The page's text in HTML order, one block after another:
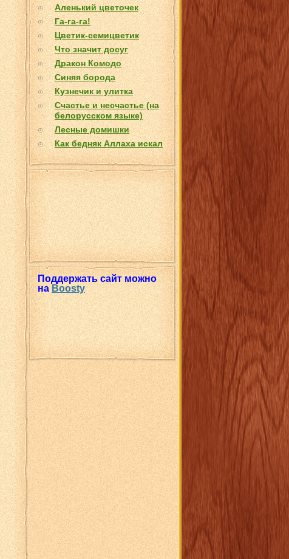
Аленький цветочек
Га-га-га!
Цветик-семицветик
Что значит досуг
Дракон Комодо
Синяя борода
Кузнечик и улитка
Счастье и несчастье (на
белорусском языке)
Лесные домишки
Как бедняк Аллаха искал
Поддержать сайт можно
наBoosty